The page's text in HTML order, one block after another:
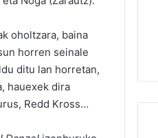
oholtzara, baina
horren seinale
ditu lan horretan,
hauexek dira
Redd Kross…